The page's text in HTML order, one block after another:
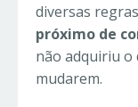
diversas
próximo de
não adquiriu o
mudarem.